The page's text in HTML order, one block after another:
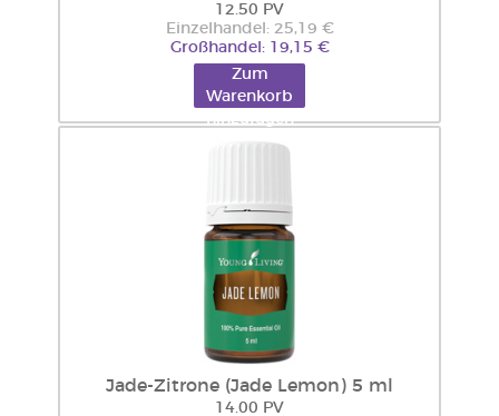
12.50 PV
Einzelhandel: 25,19 €
Großhandel: 19,15 €
Zum
Warenkorb
hinzufügen
Jade-Zitrone (Jade Lemon) 5 ml
14.00 PV